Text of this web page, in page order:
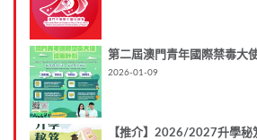
第二屆澳門青年國際禁毒大
2026-01-09
【推介】2026/2027升學秘